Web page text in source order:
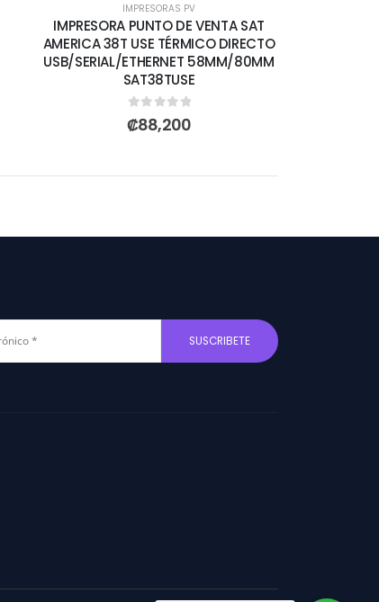
IMPRESORAS PV
IMPRESORA PUNTO DE VENTA SAT
AMERICA 38T USE TÉRMICO DIRECTO
USB/SERIAL/ETHERNET 58MM/80MM
SAT38TUSE
0out of 5
₡88,200